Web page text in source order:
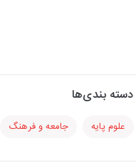
دسته بندی‌ها
علوم پایه جامعه و فرهنگ